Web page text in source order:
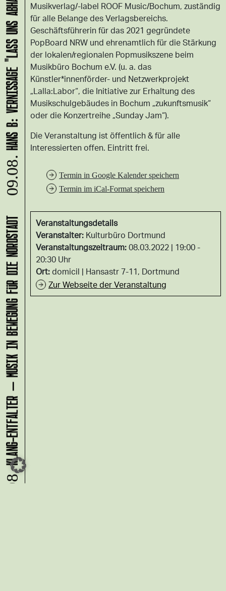
Musikverlag/-label ROOF Music/Bochum, zuständig
für alle Belange des Verlagsbereichs.
Geschäftsführerin für das 2021 gegründete
PopBoard NRW und ehrenamtlich für die Stärkung
der lokalen/regionalen Popmusikszene beim
Musikbüro Bochum e.V. (u. a. das
Künstler*innenförder- und Netzwerkprojekt
„Lalla:Labor“, die Initiative zur Erhaltung des
Musikschulgebäudes in Bochum „zukunftsmusik“
oder die Konzertreihe „Sunday Jam“).
Die Veranstaltung ist öffentlich & für alle
Interessierten offen. Eintritt frei.
Termin in Google Kalender speichern
Termin im iCal-Format speichern
Veranstaltungsdetails
Veranstalter: Kulturbüro Dortmund
Veranstaltungszeitraum:08.03.2022 | 19:00 -
20:30 Uhr
Ort:domicil
Hansastr 7-11, Dortmund
Zur Webseite der Veranstaltung
08.08.
KLANG-ENTFALTER – MUSIK IN BEWEGUNG FÜR DIE NORDSTADT
09.08.
HANS B: VERNISSAGE "LASS UNS ABHAUEN!"